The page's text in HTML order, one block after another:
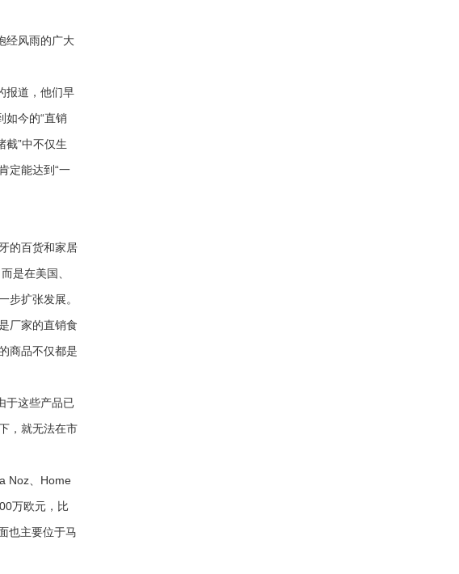
经风雨的广大
报道，他们早
如今的“直销
截”中不仅生
定能达到“一
的百货和家居
是在美国、
步扩张发展。
厂家的直销食
商品不仅都是
于这些产品已
，就无法在市
Noz、Home
万欧元，比
也主要位于马